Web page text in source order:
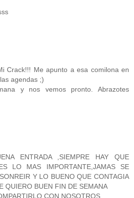
Crack!!! Me apunto a esa comilona en
agendas ;)
y nos vemos pronto. Abrazotes
ENTRADA ,SIEMPRE HAY QUE
LO MAS IMPORTANTE,JAMAS SE
Y LO BUENO QUE CONTAGIA
QUIERO BUEN FIN DE SEMANA
CON NOSOTROS